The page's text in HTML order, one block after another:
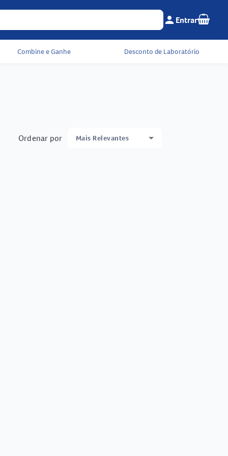
Menu do cliente e
person Entrar Seu
Combine e Ganhe Desconto de Laboratório
Ordenar por Mais Relevantes